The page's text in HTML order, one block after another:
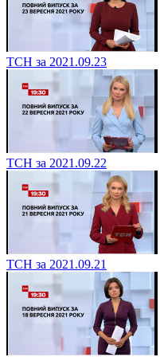
ТСН за 2021.09.23
ТСН за 2021.09.22
ТСН за 2021.09.21